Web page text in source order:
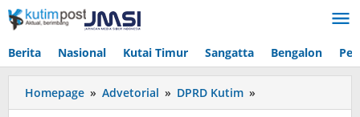
Lewati
ke
Berita Nasional Kutai Timur Sangatta Bengalon
Homepage » Advetorial » DPRD Kutim »
Pilkades,